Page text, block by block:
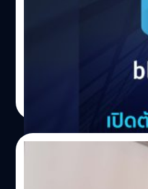
ดีลใหญ่ในวงการเ
เข้าซื้อสองบริษัทเ
เพื่อเสริมศักยภาพใ
บริษัท บลูบิค กรุ๊ป จำกัด
ผู้ให้บริการด้านดิจิทัลทร
บุกตลาดไซเบอร์ซิเคียว
บลูบิค ไททันส์ จำกัด เมื่อ
กำลังผู้เชี่ยวชาญด้านไซเ
มากกว่า 15 ปี จากบริษัท
ให้บริการด้านความมั่นค
หวังสร้างมาตรฐานดิจิทัล
ธุรกิจ เพื่อรองรับการทำ
ควบคู่กับการยกระดับควา
| 1389 days
บลูบิค กางแผนเติบ